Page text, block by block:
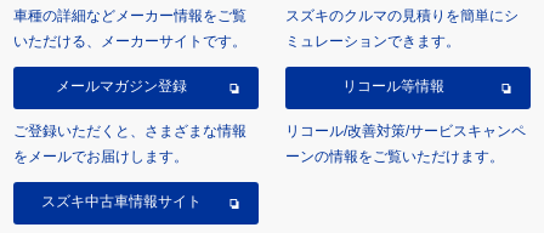
車種の詳細などメーカー情報をご覧
いただける、メーカーサイトです。
スズキのクルマの見積りを簡単にシ
ミュレーションできます。
メールマガジン登録
ご登録いただくと、さまざまな情報
をメールでお届けします。
リコール等情報
リコール/改善対策/サービスキャンペ
ーンの情報をご覧いただけます。
スズキ中古車情報サイト